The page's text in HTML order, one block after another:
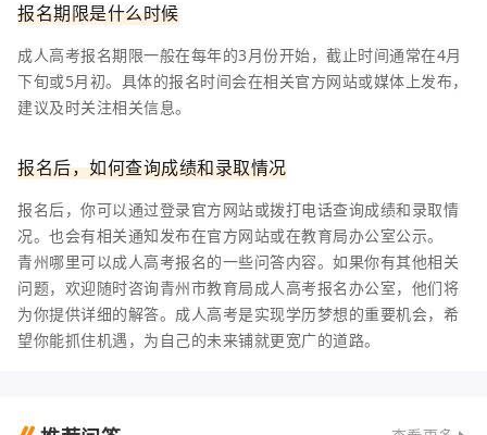
报名期限是什么时候
成人高考报名期限一般在每年的3月份开始，截止时间通常在4月
下旬或5月初。具体的报名时间会在相关官方网站或媒体上发布，
建议及时关注相关信息。
报名后，如何查询成绩和录取情况
报名后，你可以通过登录官方网站或拨打电话查询成绩和录取情
况。也会有相关通知发布在官方网站或在教育局办公室公示。
青州哪里可以成人高考报名的一些问答内容。如果你有其他相关
问题，欢迎随时咨询青州市教育局成人高考报名办公室，他们将
为你提供详细的解答。成人高考是实现学历梦想的重要机会，希
望你能抓住机遇，为自己的未来铺就更宽广的道路。